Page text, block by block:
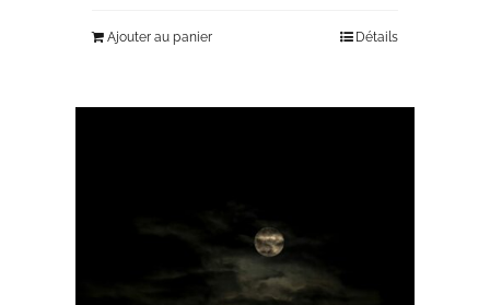
Ajouter au panier Détails